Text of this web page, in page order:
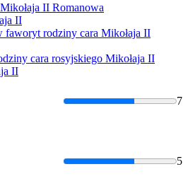
II Romanowa
II
faworyt rodziny cara Mikołaja II
cara rosyjskiego Mikołaja II
II
7
5